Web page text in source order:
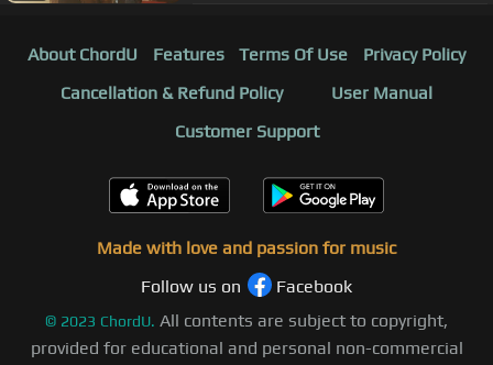
About ChordU Features Terms Of Use
Privacy Policy
Cancellation & Refund Policy
User Manual
Customer Support
Made with love and passion for music
Follow us on
Facebook
© 2023 ChordU. All contents are subject to copyright,
provided for educational and personal non-commercial